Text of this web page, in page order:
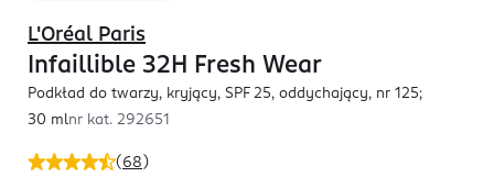
( 68 )
L'Oréal Paris
Infaillible 32H Fresh Wear
Podkład do twarzy, kryjący, SPF 25, oddychający, nr 125;
30 mlnr kat. 292651